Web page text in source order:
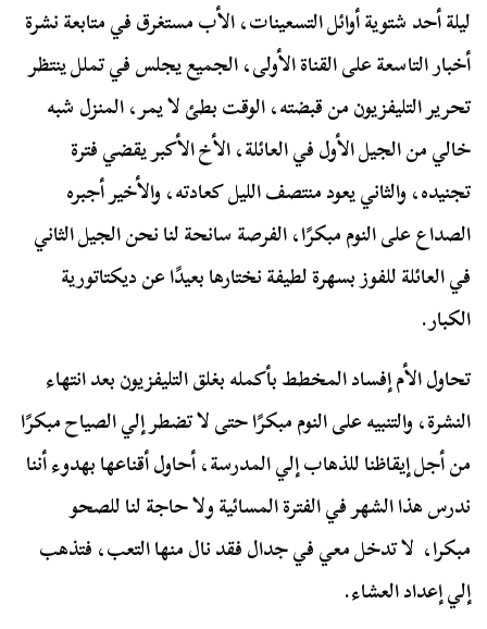
ليلة أحد شتوية أوائل التسعينات، الأب مستغرق في متابعة نشرة
أخبار التاسعة على القناة الأولى، الجميع يجلس في تملل ينتظر
تحرير التليفزيون من قبضته، الوقت بطئ لا يمر، المنزل شبه
خالي من الجيل الأول في العائلة، الأخ الأكبر يقضي فترة
تجنيده، والثاني يعود منتصف الليل كعادته، والأخير أجبره
الصداع على النوم مبكرًا، الفرصة سانحة لنا نحن الجيل الثاني
في العائلة للفوز بسهرة لطيفة نختارها بعيدًا عن ديكتاتورية
الكبار.
تحاول الأم إفساد المخطط بأكمله بغلق التليفزيون بعد انتهاء
النشرة، والتنبيه على النوم مبكرًا حتى لا تضطر إلي الصياح مبكرًا
من أجل إيقاظنا للذهاب إلي المدرسة، أحاول أقناعها بهدوء أننا
ندرس هذا الشهر في الفترة المسائية ولا حاجة لنا للصحو
مبكرا، لا تدخل معي في جدال فقد نال منها التعب، فتذهب
إلي إعداد العشاء.